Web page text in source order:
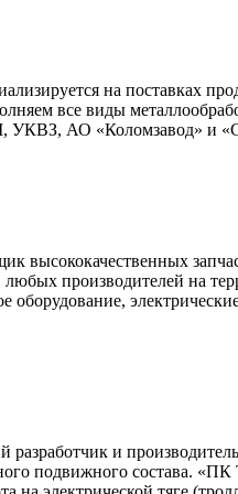
на поставках
все виды
АО «Коломзавод» и
любых производителей на
оборудование,
и
подвижного состава.